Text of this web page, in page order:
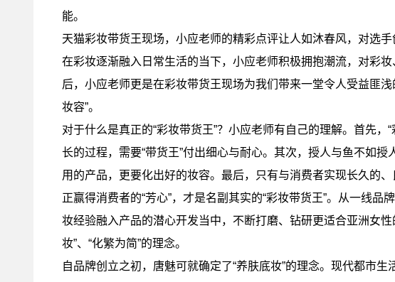
能。
天猫彩妆带货王现场，小应老师的精彩点评让人如沐春风，对选
在彩妆逐渐融入日常生活的当下，小应老师积极拥抱潮流，对彩
后，小应老师更是在彩妆带货王现场为我们带来一堂令人受益匪
妆容”。
对于什么是真正的“彩妆带货王”？小应老师有自己的理解。首先，
长的过程，需要“带货王”付出细心与耐心。其次，授人与鱼不如授
用的产品，更要化出好的妆容。最后，只有与消费者实现长久的
正赢得消费者的“芳心”，才是名副其实的“彩妆带货王”。从一线
妆经验融入产品的潜心开发当中，不断打磨、钻研更适合亚洲女性
妆”、“化繁为简”的理念。
自品牌创立之初，唐魅可就确定了“养肤底妆”的理念。现代都市